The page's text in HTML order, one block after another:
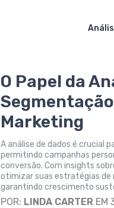
O Papel da
Marketing
A análise de dados é crucial
permitindo campanhas
conversão. Com insights
otimizar suas estratégias de
garantindo crescimento
POR: LINDA CARTER EM